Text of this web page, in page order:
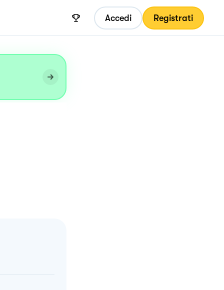
Accedi Registrati